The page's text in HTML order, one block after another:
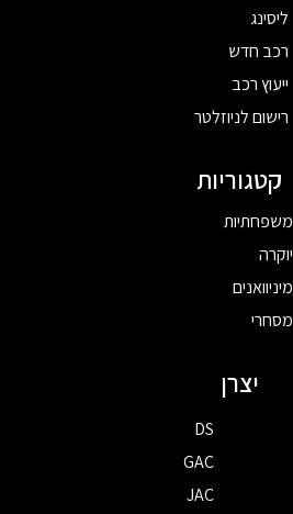
ליסינג
רכב חדש
ייעוץ רכב
רישום לניוזלטר
קטגוריות
משפחתיות
יוקרה
מיניוואנים
מסחרי
יצרן
DS
GAC
JAC